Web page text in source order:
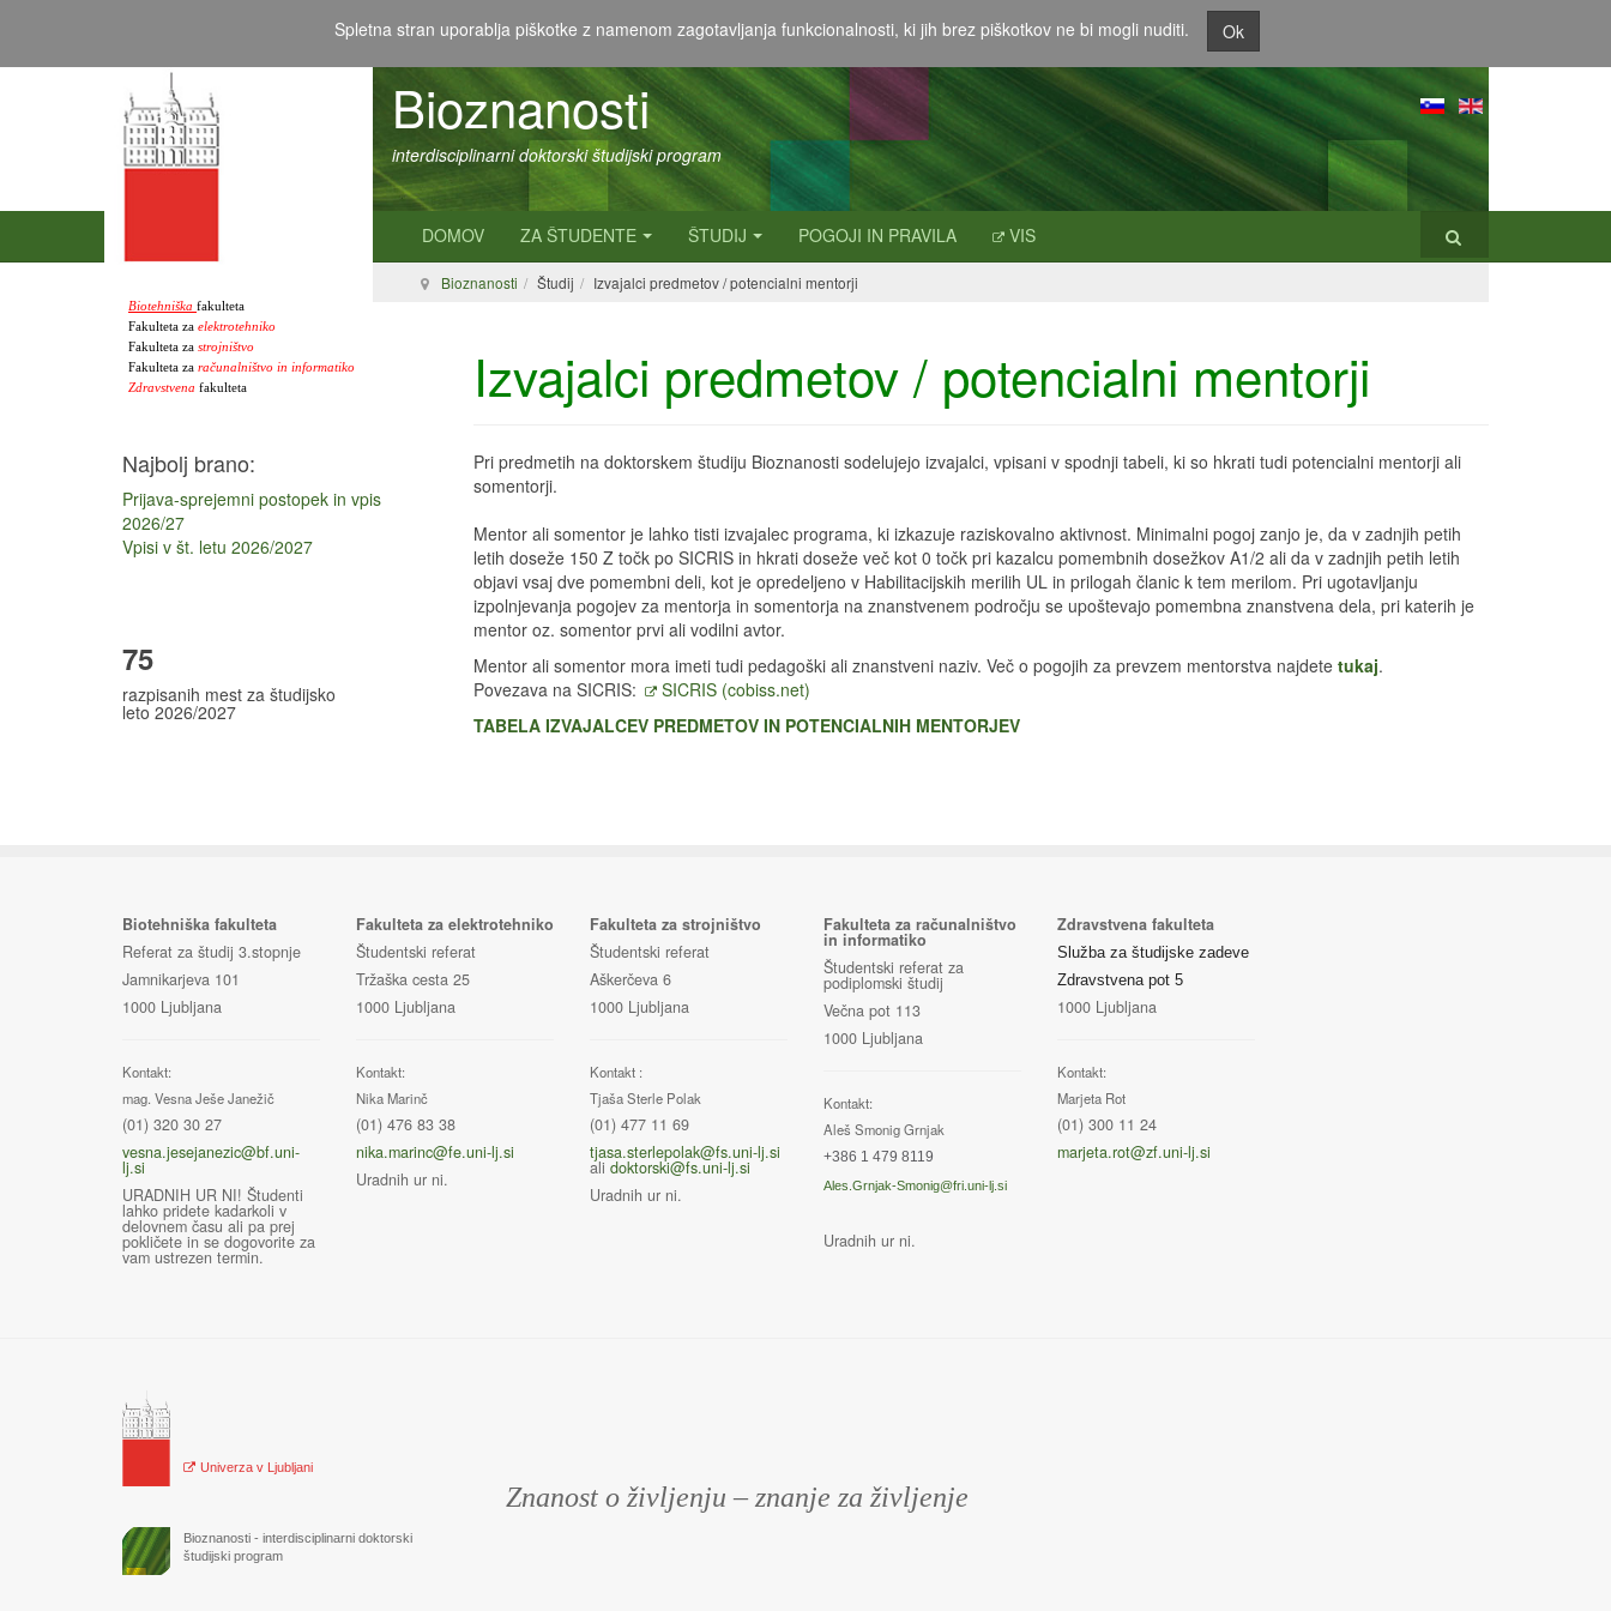
Spletna stran uporablja piškotke z namenom zagotavljanja funkcionalnosti, ki jih brez piškotkov ne bi mogli nuditi. Ok
Bioznanosti
interdisciplinarni doktorski študijski program
DOMOV ZA ŠTUDENTE ŠTUDIJ POGOJI IN PRAVILA VIS
Bioznanosti Študij Izvajalci predmetov / potencialni mentorji
Izvajalci predmetov / potencialni mentorji
Pri predmetih na doktorskem študiju Bioznanosti sodelujejo izvajalci, vpisani v spodnji tabeli, ki so hkrati tudi potencialni mentorji ali
somentorji.
Mentor ali somentor je lahko tisti izvajalec programa, ki izkazuje raziskovalno aktivnost. Minimalni pogoj zanjo je, da v zadnjih petih
letih doseže 150 Z točk po SICRIS in hkrati doseže več kot 0 točk pri kazalcu pomembnih dosežkov A1/2 ali da v zadnjih petih letih
objavi vsaj dve pomembni deli, kot je opredeljeno v Habilitacijskih merilih UL in prilogah članic k tem merilom. Pri ugotavljanju
izpolnjevanja pogojev za mentorja in somentorja na znanstvenem področju se upoštevajo pomembna znanstvena dela, pri katerih je
mentor oz. somentor prvi ali vodilni avtor.
Mentor ali somentor mora imeti tudi pedagoški ali znanstveni naziv. Več o pogojih za prevzem mentorstva najdete tukaj.
Povezava na SICRIS:
SICRIS (cobiss.net)
TABELA IZVAJALCEV PREDMETOV IN POTENCIALNIH MENTORJEV
Biotehniška fakulteta
Fakulteta za elektrotehniko
Fakulteta za strojništvo
Fakulteta za računalništvo in informatiko
Zdravstvena fakulteta
Najbolj brano:
Prijava-sprejemni postopek in vpis
2026/27
Vpisi v št. letu 2026/2027
75
razpisanih mest za študijsko
leto 2026/2027
Biotehniška fakulteta
Referat za študij 3.stopnje
Jamnikarjeva 101
1000 Ljubljana
Kontakt:
mag. Vesna Ješe Janežič
(01) 320 30 27
vesna.jesejanezic@bf.uni-
lj.si
URADNIH UR NI! Študenti
lahko pridete kadarkoli v
delovnem času ali pa prej
pokličete in se dogovorite za
vam ustrezen termin.
Fakulteta za elektrotehniko
Študentski referat
Tržaška cesta 25
1000 Ljubljana
Kontakt:
Nika Marinč
(01) 476 83 38
nika.marinc@fe.uni-lj.si
Uradnih ur ni.
Fakulteta za strojništvo
Študentski referat
Aškerčeva 6
1000 Ljubljana
Kontakt :
Tjaša Sterle Polak
(01) 477 11 69
tjasa.sterlepolak@fs.uni-lj.si
ali doktorski@fs.uni-lj.si
Uradnih ur ni.
Fakulteta za računalništvo
in informatiko
Študentski referat za
podiplomski študij
Večna pot 113
1000 Ljubljana
Kontakt:
Aleš Smonig Grnjak
+386 1 479 8119
Ales.Grnjak-Smonig@fri.uni-lj.si
Uradnih ur ni.
Zdravstvena fakulteta
Služba za študijske zadeve
Zdravstvena pot 5
1000 Ljubljana
Kontakt:
Marjeta Rot
(01) 300 11 24
marjeta.rot@zf.uni-lj.si
Univerza v Ljubljani
Bioznanosti - interdisciplinarni doktorski
študijski program
Znanost o življenju – znanje za življenje